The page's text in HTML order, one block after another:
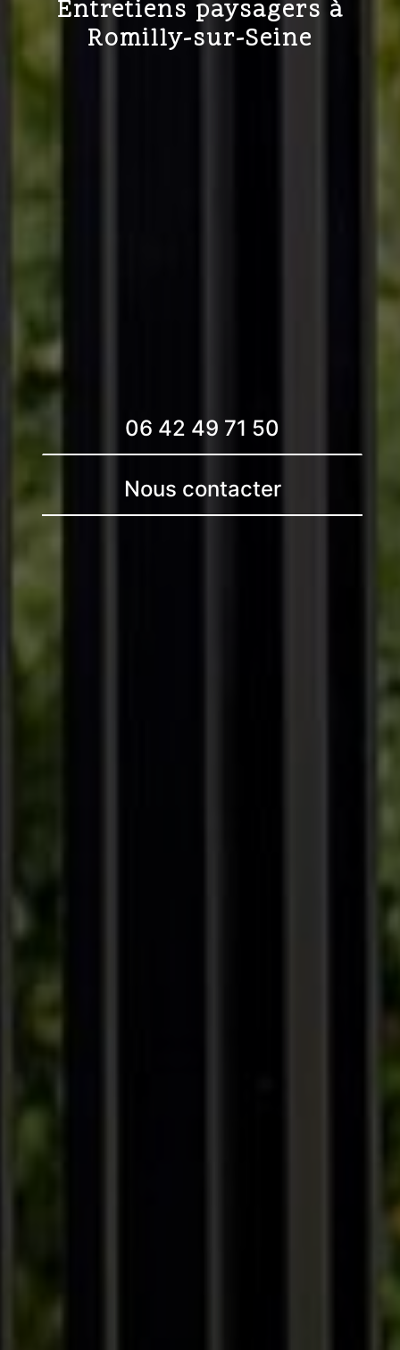
Entretiens paysagers à
Romilly-sur-Seine
06 42 49 71 50
Nous contacter